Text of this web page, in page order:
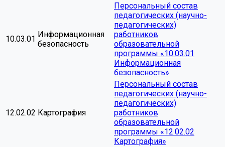
10.03.01 Информационная
безопасность
Персональный состав
педагогических (научно-
педагогических)
работников
образовательной
программы «10.03.01
Информационная
безопасность»
12.02.02 Картография
Персональный состав
педагогических (научно-
педагогических)
работников
образовательной
программы «12.02.02
Картография»